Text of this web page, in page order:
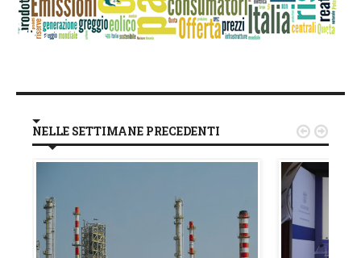
NELLE SETTIMANE PRECEDENTI  